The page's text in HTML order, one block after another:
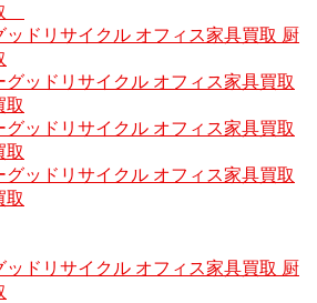
ッドリサイクル オフィス家具買取 厨
グッドリサイクル オフィス家具買取
取
グッドリサイクル オフィス家具買取
取
グッドリサイクル オフィス家具買取
取
ッドリサイクル オフィス家具買取 厨